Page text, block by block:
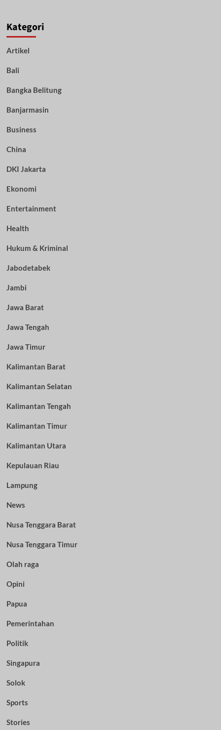
Kategori
Artikel
Bali
Bangka Belitung
Banjarmasin
Business
China
DKI Jakarta
Ekonomi
Entertainment
Health
Hukum & Kriminal
Jabodetabek
Jambi
Jawa Barat
Jawa Tengah
Jawa Timur
Kalimantan Barat
Kalimantan Selatan
Kalimantan Tengah
Kalimantan Timur
Kalimantan Utara
Kepulauan Riau
Lampung
News
Nusa Tenggara Barat
Nusa Tenggara Timur
Olah raga
Opini
Papua
Pemerintahan
Politik
Singapura
Solok
Sports
Stories